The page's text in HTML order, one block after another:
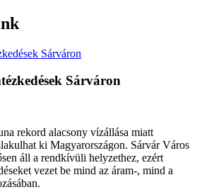
Sárváron
rekord alacsony vízállása miatt
ki Magyarországon. Sárvár Város
áll a rendkívüli helyzethez, ezért
vezet be mind az áram-, mind a